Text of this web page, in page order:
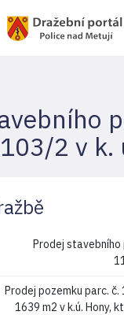
2 v k.
Prodej stavebního
Prodej pozemku parc.
1639 m2 v k.ú. Hony,